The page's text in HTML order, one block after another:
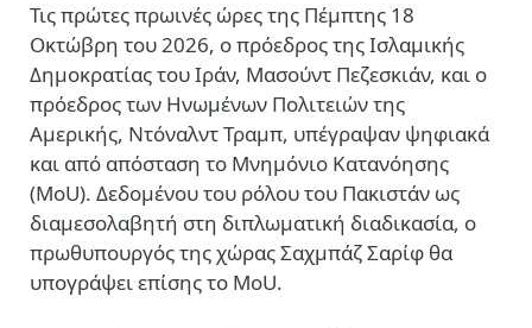
Τις πρώτες πρωινές ώρες της Πέμπτης 18
Οκτώβρη του 2026, ο πρόεδρος της Ισλαμικής
Δημοκρατίας του Ιράν, Μασούντ Πεζεσκιάν, και ο
πρόεδρος των Ηνωμένων Πολιτειών της
Αμερικής, Ντόναλντ Τραμπ, υπέγραψαν ψηφιακά
και από απόσταση το Μνημόνιο Κατανόησης
(ΜοU). Δεδομένου του ρόλου του Πακιστάν ως
διαμεσολαβητή στη διπλωματική διαδικασία, ο
πρωθυπουργός της χώρας Σαχμπάζ Σαρίφ θα
υπογράψει επίσης το MoU.